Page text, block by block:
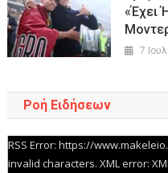
«Έχει
7
Ροή Ειδήσεων
RSS Error: https://
invalid characters. XML error: